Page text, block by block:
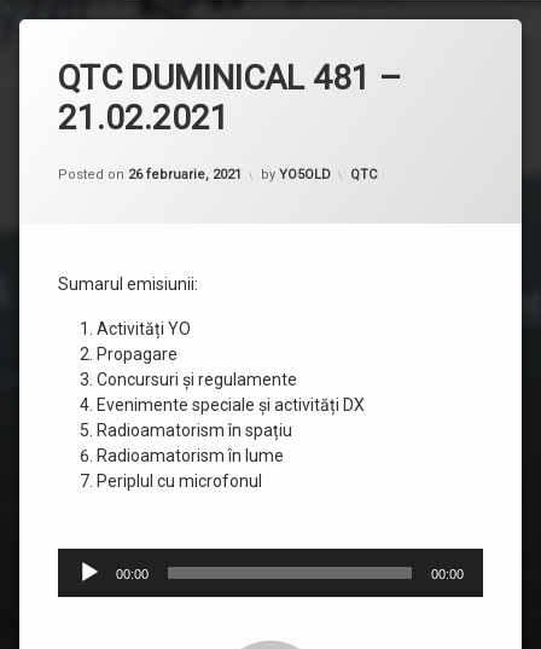
QTC DUMINICAL 481 –
21.02.2021
Posted on 26 februarie, 2021 by YO5OLD Categorii:
QTC
Sumarul emisiunii:
Activități YO
Propagare
Concursuri și regulamente
Evenimente speciale și activități DX
Radioamatorism în spațiu
Radioamatorism în lume
Periplul cu microfonul
Player
audio
00:00 00:00